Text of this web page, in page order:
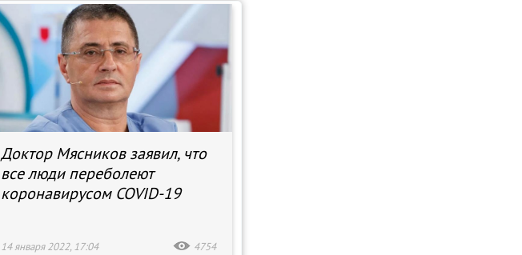
Доктор Мясников заявил, что
все люди переболеют
коронавирусом COVID-19
14 января 2022, 17:04 4754